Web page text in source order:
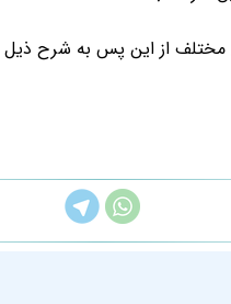
مختلف از این پس به شرح ذیل